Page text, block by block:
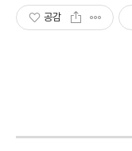
공감